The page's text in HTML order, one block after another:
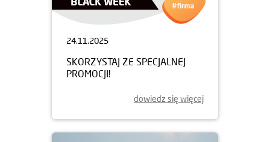
24.11.2025
SKORZYSTAJ ZE SPECJALNEJ
PROMOCJI!
dowiedz się więcej